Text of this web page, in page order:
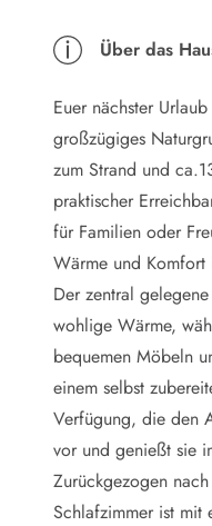
Ferienhaus ABC
Häufige Fragen zur Buchung
Verleihservice
Reisescheckliste
Endreinigung
Gutschein
Frühbucher
Mietbedingungen
Reiseführer Dänemark
Tipps für Urlaub in
Wetter in Dänemark
Saisonzeiten
Badesicherheit im Meer
Naturschutz
Webcam Dänemark
Ferienhauskatalog
Fotowettbewerb
Über das
Euer nächster
großzügiges
zum Strand und
praktischer
für Familien oder
Wärme und
Der zentral
wohlige Wärme,
bequemen Möbeln
einem selbst
Verfügung, die den
vor und genießt sie
Zurückgezogen
Schlafzimmer ist mit